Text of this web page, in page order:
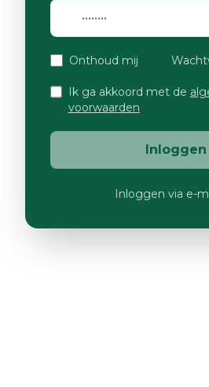
Onthoud mij
Ik ga akkoord met de
voorwaarden
Inloggen
Inloggen via e-